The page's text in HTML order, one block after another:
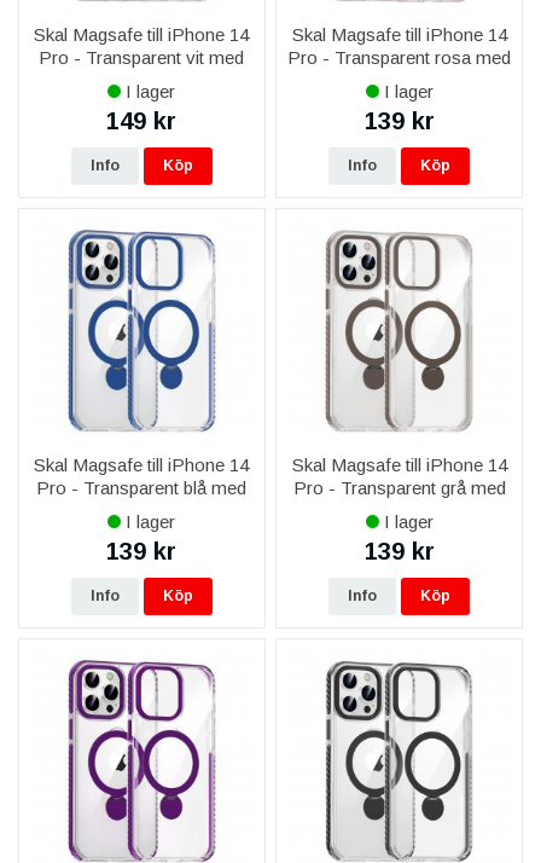
Skal Magsafe till iPhone 14
Pro - Transparent vit med
ringstativ
I lager
149 kr
Info Köp
Skal Magsafe till iPhone 14
Pro - Transparent rosa med
ringstativ
I lager
139 kr
Info Köp
Skal Magsafe till iPhone 14
Pro - Transparent blå med
ringstativ
I lager
139 kr
Info Köp
Skal Magsafe till iPhone 14
Pro - Transparent grå med
ringstativ
I lager
139 kr
Info Köp